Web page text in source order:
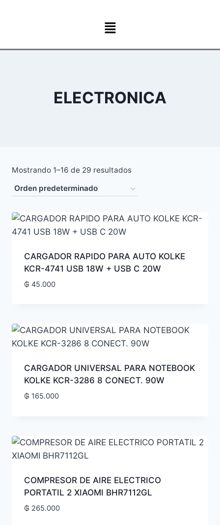
ELECTRONICA
Mostrando 1–16 de 29 resultados
CARGADOR RAPIDO PARA AUTO KOLKE
KCR-4741 USB 18W + USB C 20W
₲ 45.000
CARGADOR UNIVERSAL PARA NOTEBOOK
KOLKE KCR-3286 8 CONECT. 90W
₲ 165.000
COMPRESOR DE AIRE ELECTRICO
PORTATIL 2 XIAOMI BHR7112GL
₲ 265.000